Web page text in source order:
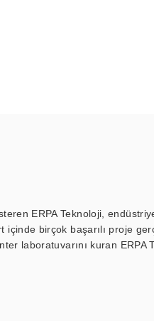
ERPA Teknoloji,
içinde birçok başarılı proje
laboratuvarını kuran